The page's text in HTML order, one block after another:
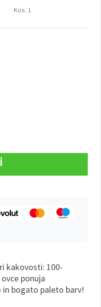
Kos: 1
kakovosti: 100-
ponuja
bogato paleto barv!